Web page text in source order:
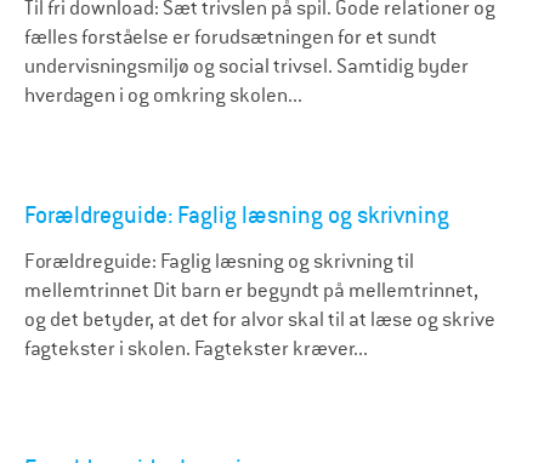
Til fri download: Sæt trivslen på spil. Gode relationer og
fælles forståelse er forudsætningen for et sundt
undervisningsmiljø og social trivsel. Samtidig byder
hverdagen i og omkring skolen...
Forældreguide: Faglig læsning og skrivning
Forældreguide: Faglig læsning og skrivning til
mellemtrinnet Dit barn er begyndt på mellemtrinnet,
og det betyder, at det for alvor skal til at læse og skrive
fagtekster i skolen. Fagtekster kræver...